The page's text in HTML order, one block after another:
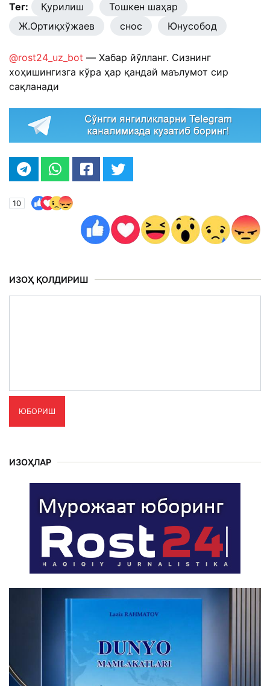
Тег: Қурилиш
Тошкен шаҳар
Ж.Ортиқхўжаев
снос Юнусобод
@rost24_uz_bot — Хабар йўлланг. Сизнинг
хоҳишингизга кўра ҳар қандай маълумот сир
сақланади
10
ИЗОҲ ҚОЛДИРИШ
ЮБОРИШ
ИЗОҲЛАР